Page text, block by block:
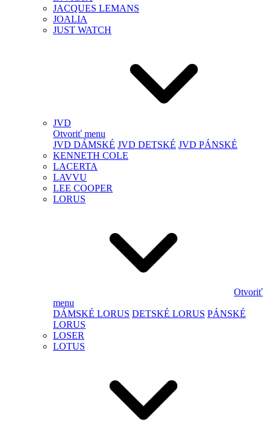
JACQUES LEMANS
JOALIA
JUST WATCH
JVD
Otvoriť menu
JVD DÁMSKÉ JVD DETSKÉ JVD PÁNSKÉ
KENNETH COLE
LACERTA
LAVVU
LEE COOPER
LORUS
Otvoriť
menu
DÁMSKÉ LORUS DETSKÉ LORUS PÁNSKÉ
LORUS
LOSER
LOTUS